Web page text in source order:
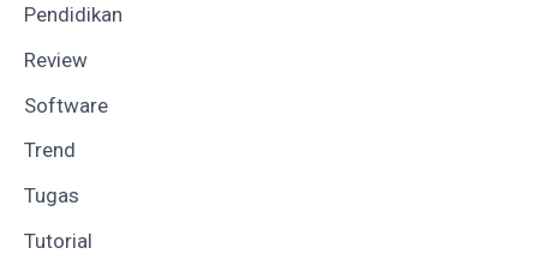
Pendidikan
Review
Software
Trend
Tugas
Tutorial